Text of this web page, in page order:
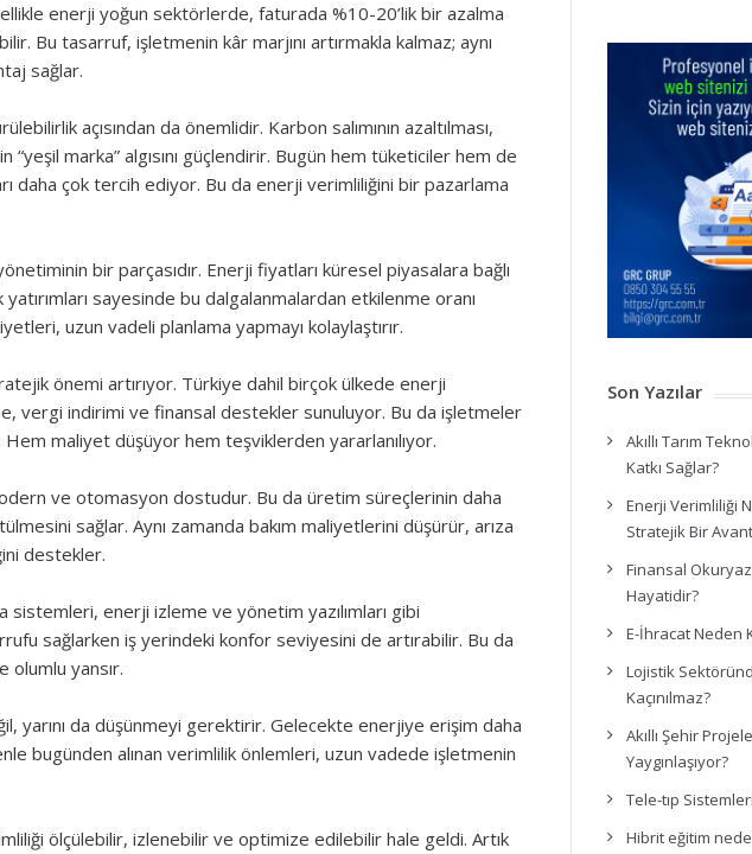
enerji yoğun sektörlerde, faturada %10-20’lik bir azalma
Bu tasarruf, işletmenin kâr marjını artırmakla kalmaz; aynı
sağlar.
açısından da önemlidir. Karbon salımının azaltılması,
marka” algısını güçlendirir. Bugün hem tüketiciler hem de
daha çok tercih ediyor. Bu da enerji verimliliğini bir pazarlama
bir parçasıdır. Enerji fiyatları küresel piyasalara bağlı
sayesinde bu dalgalanmalardan etkilenme oranı
uzun vadeli planlama yapmayı kolaylaştırır.
önemi artırıyor. Türkiye dahil birçok ülkede enerji
vergi indirimi ve finansal destekler sunuluyor. Bu da işletmeler
Hem maliyet düşüyor hem teşviklerden yararlanılıyor.
ve otomasyon dostudur. Bu da üretim süreçlerinin daha
sağlar. Aynı zamanda bakım maliyetlerini düşürür, arıza
destekler.
sistemleri, enerji izleme ve yönetim yazılımları gibi
sağlarken iş yerindeki konfor seviyesini de artırabilir. Bu da
olumlu yansır.
yarını da düşünmeyi gerektirir. Gelecekte enerjiye erişim daha
bugünden alınan verimlilik önlemleri, uzun vadede işletmenin
ölçülebilir, izlenebilir ve optimize edilebilir hale geldi. Artık
Son Yazılar
Akıllı Tarım
Katkı Sağlar?
Enerji Verimliliği
Stratejik Bir
Finansal
Hayatidir?
E-İhracat Neden
Lojistik
Kaçınılmaz?
Akıllı Şehir
Yaygınlaşıyor?
Tele-tıp Sistemleri
Hibrit eğitim